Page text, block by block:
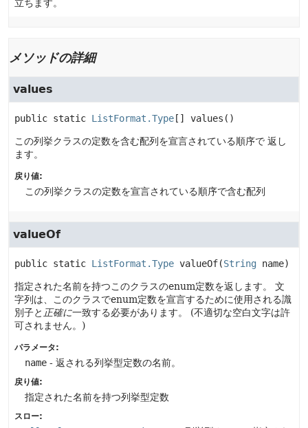
立ちます。
メソッドの詳細
values
public static ListFormat.Type [] values ()
この列挙クラスの定数を含む配列を宣言されている順序で 返し
ます。
戻り値:
この列挙クラスの定数を宣言されている順序で含む配列
valueOf
public static ListFormat.Type valueOf(String name)
指定された名前を持つこのクラスのenum定数を返します。
文
字列は、このクラスでenum定数を宣言するために使用される識
別子と 正確に一致する必要があります。
(不適切な空白文字は許
可されません。)
パラメータ:
name - 返される列挙型定数の名前。
戻り値:
指定された名前を持つ列挙型定数
スロー: